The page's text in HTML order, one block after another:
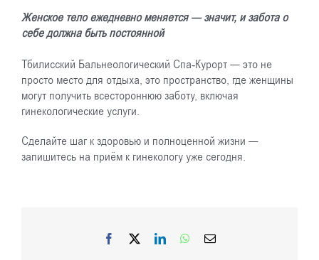
Женское тело ежедневно меняется — значит, и забота о
себе должна быть постоянной
Тбилисский Бальнеологический Спа-Курорт — это не
просто место для отдыха, это пространство, где женщины
могут получить всестороннюю заботу, включая
гинекологические услуги.
Сделайте шаг к здоровью и полноценной жизни —
запишитесь на приём к гинекологу уже сегодня.
Facebook LinkedInWhatsApp
Email